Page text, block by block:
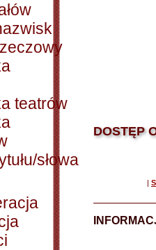
teatrów
słowa
DOSTĘP
|